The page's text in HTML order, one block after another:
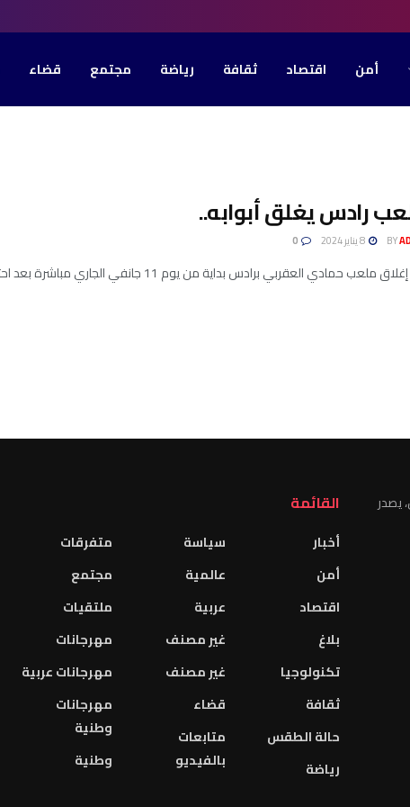
أمن اقتصاد ثقافة رياضة مجتمع قضاء
رادس يغلق أبوابه..
BY
حمادي العقربي برادس بداية من يوم 11 جانفي الجاري مباشرة بعد احتضانه للمباراة الدولية الودية والتي ستجمع ...
يصدر
القائمة
أخبار
أمن
اقتصاد
بلاغ
تكنولوجيا
ثقافة
حالة الطقس
رياضة
سياسة
عالمية
عربية
غير مصنف
غير مصنف
قضاء
متابعات
بالفيديو
متفرقات
مجتمع
ملتقيات
مهرجانات
مهرجانات عربية
مهرجانات
وطنية
وطنية